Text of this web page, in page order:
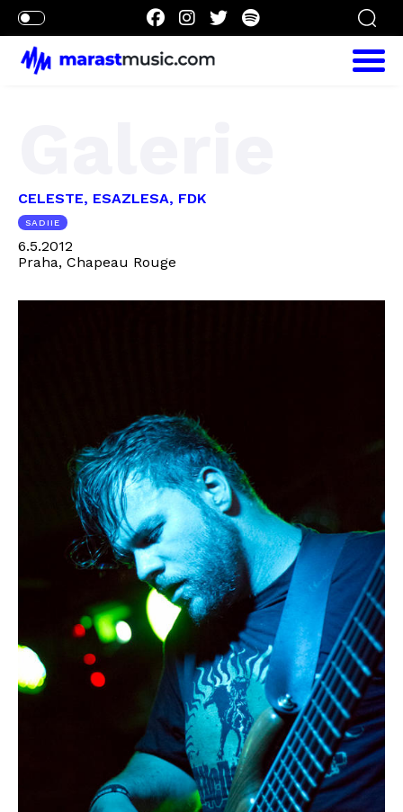
CELESTE, ESAZLESA, FDK
SADIIE
6.5.2012
Praha, Chapeau Rouge